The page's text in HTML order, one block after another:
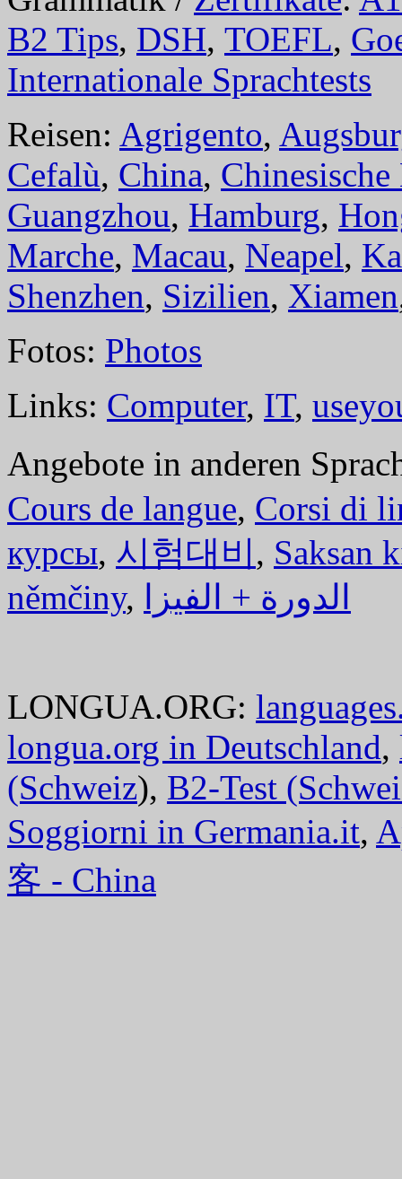
B2 Tips, DSH, TOEFL,
Internationale Sprachtests
Reisen: Agrigento,
Cefalù, China, Chinesische
Guangzhou, Hamburg,
Marche, Macau, Neapel,
Shenzhen, Sizilien, Xiamen
Fotos: Photos
Links: Computer, IT,
Angebote in anderen
Cours de langue, Corsi di
курсы, 시험대비, Saksan
němčiny, الدورة + الفيزا
LONGUA.ORG:
longua.org in Deutschland,
(Schweiz), B2-Test
Soggiorni in Germania.it,
客 - China